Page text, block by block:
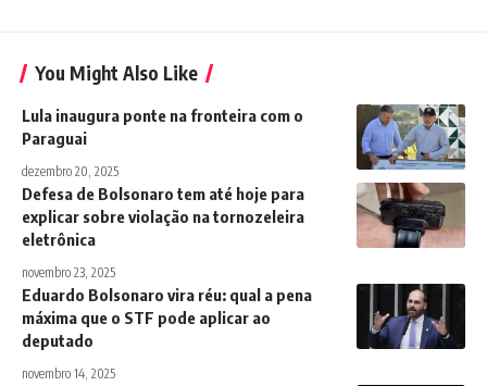
You Might Also Like
Lula inaugura ponte na fronteira com o
Paraguai
dezembro 20, 2025
Defesa de Bolsonaro tem até hoje para
explicar sobre violação na tornozeleira
eletrônica
novembro 23, 2025
Eduardo Bolsonaro vira réu: qual a pena
máxima que o STF pode aplicar ao
deputado
novembro 14, 2025